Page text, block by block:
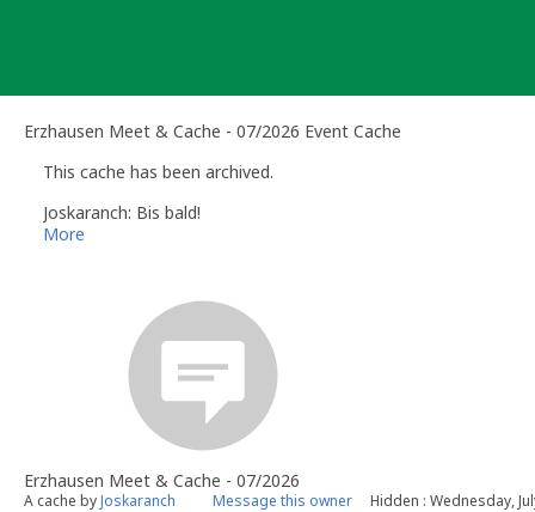
Erzhausen Meet & Cache - 07/2026 Event Cache
This cache has been archived.
Joskaranch: Bis bald!
More
Erzhausen Meet & Cache - 07/2026
A cache byJoskaranch Message this owner Hidden : Wednesday,